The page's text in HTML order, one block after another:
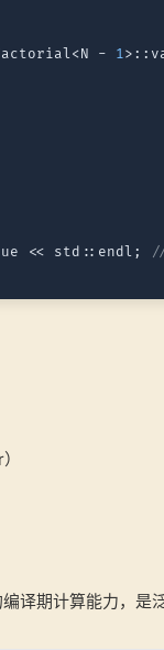
- 1
<< std::endl;
译期计算能力，是